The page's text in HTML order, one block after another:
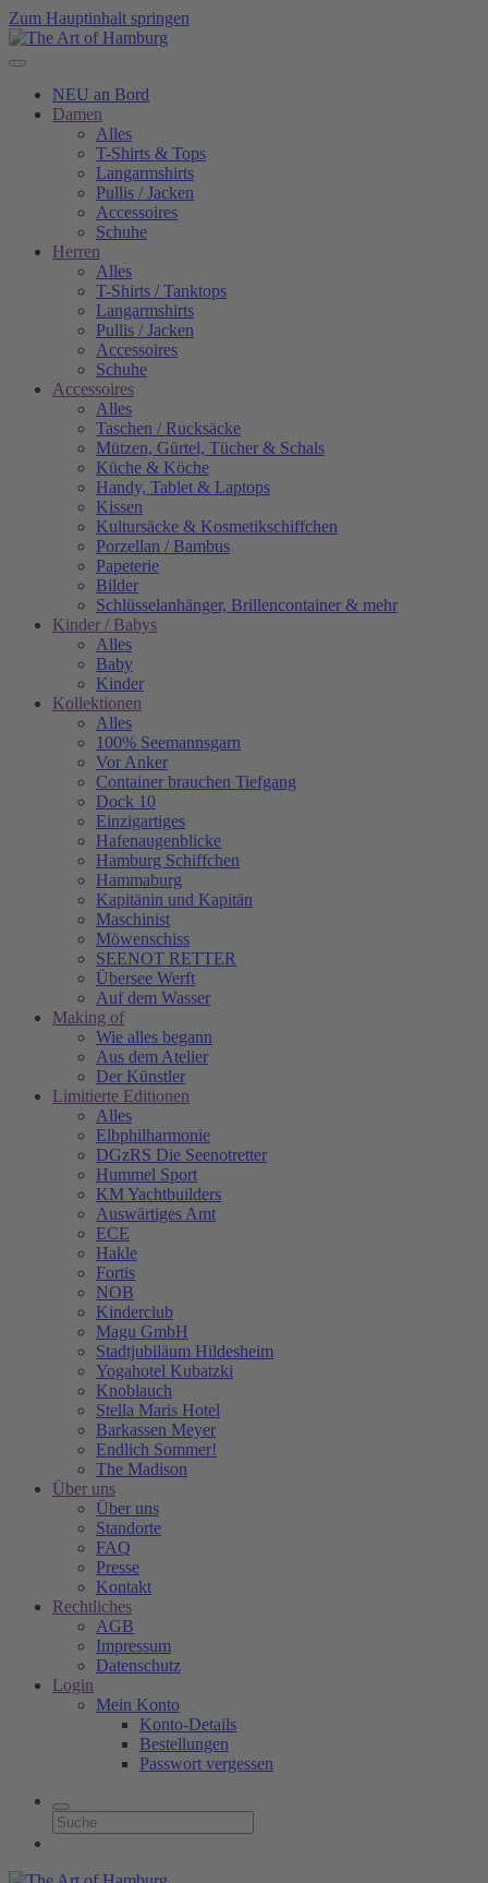
Zum Hauptinhalt springen
NEU an Bord
Damen
Alles
T-Shirts & Tops
Langarmshirts
Pullis / Jacken
Accessoires
Schuhe
Herren
Alles
T-Shirts / Tanktops
Langarmshirts
Pullis / Jacken
Accessoires
Schuhe
Accessoires
Alles
Taschen / Rucksäcke
Mützen, Gürtel, Tücher & Schals
Küche & Köche
Handy, Tablet & Laptops
Kissen
Kultursäcke & Kosmetikschiffchen
Porzellan / Bambus
Papeterie
Bilder
Schlüsselanhänger, Brillencontainer & mehr
Kinder / Babys
Alles
Baby
Kinder
Kollektionen
Alles
100% Seemannsgarn
Vor Anker
Container brauchen Tiefgang
Dock 10
Einzigartiges
Hafenaugen­blicke
Hamburg Schiffchen
Hammaburg
Kapitänin und Kapitän
Maschinist
Möwenschiss
SEENOT RETTER
Übersee Werft
Auf dem Wasser
Making of
Wie alles begann
Aus dem Atelier
Der Künstler
Limitierte Editionen
Alles
Elbphilharmonie
DGzRS Die Seenotretter
Hummel Sport
KM Yachtbuilders
Auswärtiges Amt
ECE
Hakle
Fortis
NOB
Kinderclub
Magu GmbH
Stadtjubiläum Hildesheim
Yogahotel Kubatzki
Knoblauch
Stella Maris Hotel
Barkassen Meyer
Endlich Sommer!
The Madison
Über uns
Über uns
Standorte
FAQ
Presse
Kontakt
Rechtliches
AGB
Impressum
Datenschutz
Login
Mein Konto
Konto-Details
Bestellungen
Passwort vergessen